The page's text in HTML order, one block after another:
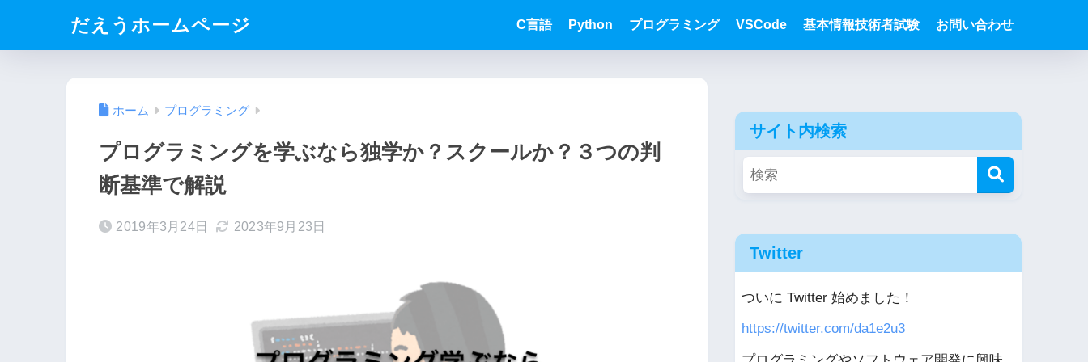
だえうホームページ C言語 Python プログラミング VSCode 基本情報技術者試験 お問い合わせ
ホーム プログラミング
プログラミングを学ぶなら独学か？スクールか？３つの判
断基準で解説
2019年3月24日 2023年9月23日
サイト内検索
Twitter
ついに Twitter 始めました！
https://twitter.com/da1e2u3